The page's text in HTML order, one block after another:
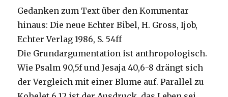
Gedanken zum Text über den Kommentar
hinaus: Die neue Echter Bibel, H. Gross, Ijob,
Echter Verlag 1986, S. 54ff
Die Grundargumentation ist anthropologisch.
Wie Psalm 90,5f und Jesaja 40,6-8 drängt sich
der Vergleich mit einer Blume auf. Parallel zu